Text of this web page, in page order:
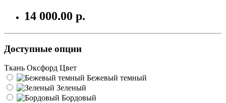
14 000.00 р.
Доступные опции
Ткань Оксфорд Цвет
Бежевый темный
Зеленый
Бордовый